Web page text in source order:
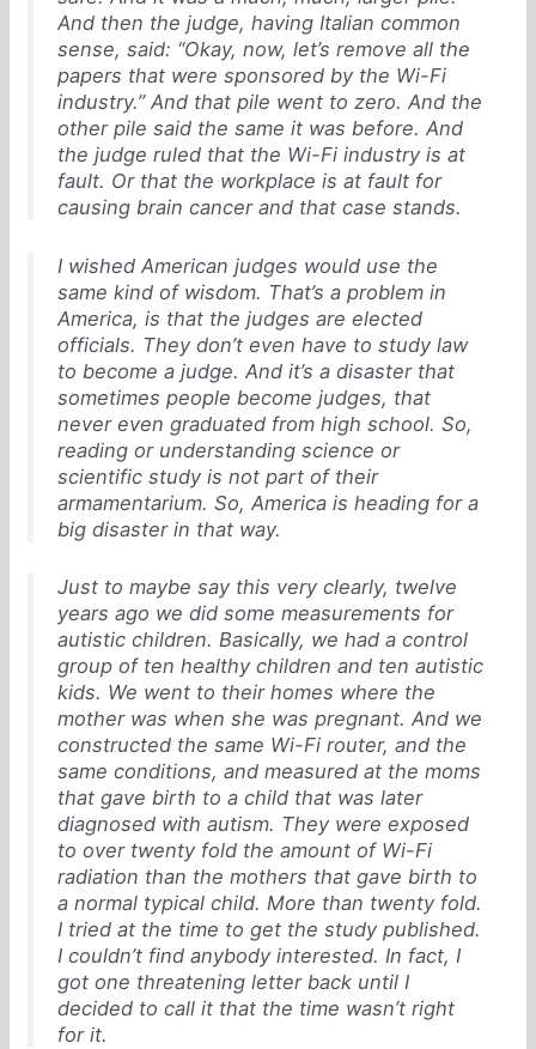
And then the judge, having Italian common
sense, said: “Okay, now, let’s remove all the
papers that were sponsored by the Wi-Fi
industry.” And that pile went to zero. And the
other pile said the same it was before. And
the judge ruled that the Wi-Fi industry is at
fault. Or that the workplace is at fault for
causing brain cancer and that case stands.
I wished American judges would use the
same kind of wisdom. That’s a problem in
America, is that the judges are elected
officials. They don’t even have to study law
to become a judge. And it’s a disaster that
sometimes people become judges, that
never even graduated from high school. So,
reading or understanding science or
scientific study is not part of their
armamentarium. So, America is heading for a
big disaster in that way.
Just to maybe say this very clearly, twelve
years ago we did some measurements for
autistic children. Basically, we had a control
group of ten healthy children and ten autistic
kids. We went to their homes where the
mother was when she was pregnant. And we
constructed the same Wi-Fi router, and the
same conditions, and measured at the moms
that gave birth to a child that was later
diagnosed with autism. They were exposed
to over twenty fold the amount of Wi-Fi
radiation than the mothers that gave birth to
a normal typical child. More than twenty fold.
I tried at the time to get the study published.
I couldn’t find anybody interested. In fact, I
got one threatening letter back until I
decided to call it that the time wasn’t right
for it.